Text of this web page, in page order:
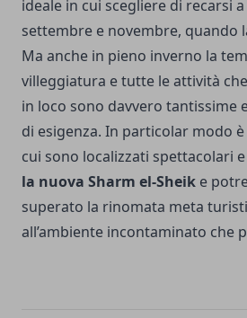
ideale in cui scegliere di recarsi
settembre e novembre, quando
Ma anche in pieno inverno la
villeggiatura e tutte le attività
in loco sono davvero tantissime
di esigenza. In particolar modo
cui sono localizzati spettacolari
la nuova Sharm el-Sheik e
superato la rinomata meta
all’ambiente incontaminato